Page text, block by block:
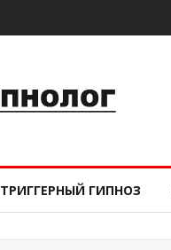
ТРИГГЕРНЫЙ ГИПНОЗ